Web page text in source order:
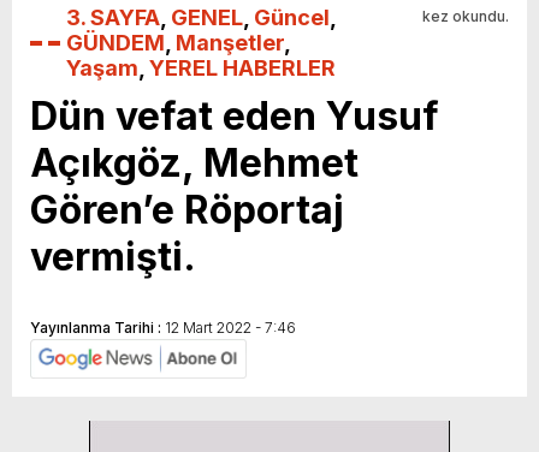
3. SAYFA GENEL Güncel
GÜNDEM Manşetler
Yaşam YEREL HABERLER
kez okundu.
Dün vefat eden Yusuf
Açıkgöz, Mehmet
Gören’e Röportaj
vermişti.
Yayınlanma Tarihi : 12 Mart 2022 - 7:46